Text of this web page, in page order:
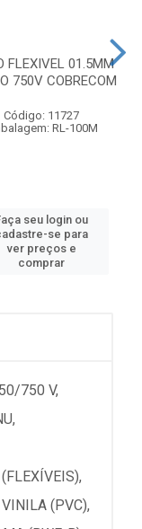
FLEXIVEL 01.5MM
750V COBRECOM
Código: 11727
RL-100M
seu login ou
se para
ver preços e
comprar
750 V,
(PVC),